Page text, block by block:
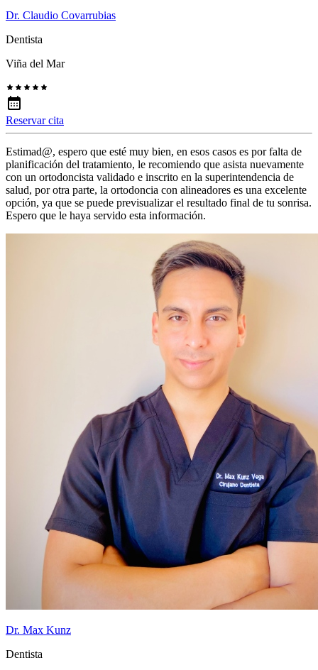
Dr. Claudio Covarrubias
Dentista
Viña del Mar
Reservar cita
Estimad@, espero que esté muy bien, en esos casos es por falta de
planificación del tratamiento, le recomiendo que asista nuevamente
con un ortodoncista validado e inscrito en la superintendencia de
salud, por otra parte, la ortodoncia con alineadores es una excelente
opción, ya que se puede previsualizar el resultado final de tu sonrisa.
Espero que le haya servido esta información.
Dr. Max Kunz
Dentista